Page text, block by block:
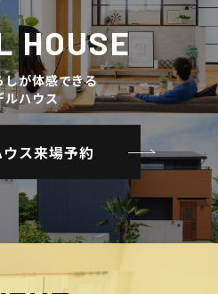
HOUSE
しが体感できる
ルハウス
ス来場予約